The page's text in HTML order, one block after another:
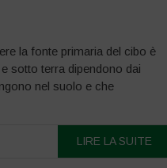
la fonte primaria del cibo è
sotto terra dipendono dai
nel suolo e che
LIRE LA SUITE